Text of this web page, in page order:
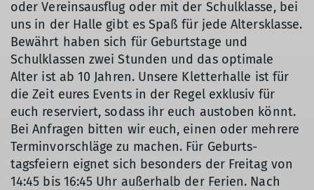
oder Vereinsausflug oder mit der Schulklasse, bei
uns in der Halle gibt es Spaß für jede Altersklasse.
Bewährt haben sich für Geburtstage und
Schulklassen zwei Stunden und das optimale
Alter ist ab 10 Jahren. Unsere Kletterhalle ist für
die Zeit eures Events in der Regel exklusiv für
euch reserviert, sodass ihr euch austoben könnt.
Bei Anfragen bitten wir euch, einen oder mehrere
Terminvorschläge zu machen. Für Geburts-
tagsfeiern eignet sich besonders der Freitag von
14:45 bis 16:45 Uhr außerhalb der Ferien. Nach